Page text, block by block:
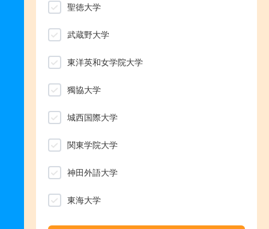
聖徳大学
武蔵野大学
東洋英和女学院大学
獨協大学
城西国際大学
関東学院大学
神田外語大学
東海大学